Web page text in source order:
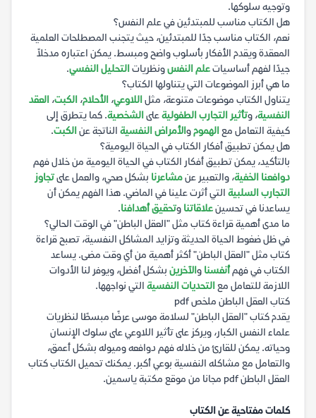
وتوجيه سلوكها.
هل الكتاب مناسب للمبتدئين في علم النفس؟
نعم، الكتاب مناسب جدًا للمبتدئين، حيث يتجنب المصطلحات العلمية
المعقدة ويقدم الأفكار بأسلوب واضح ومبسط. يمكن اعتباره مدخلاً
جيدًا لفهم أساسياتعلم النفسونظرياتالتحليل النفسي.
ما هي أبرز الموضوعات التي يتناولها الكتاب؟
يتناول الكتاب موضوعات متنوعة، مثلاللاوعي، الأحلام، الكبت، العقد
النفسية، وتأثير التجارب الطفوليةعلىالشخصية. كما يتطرق إلى
كيفية التعامل معالهموموالأمراض النفسية الناتجة عنالكبت.
هل يمكن تطبيق أفكار الكتاب في الحياة اليومية؟
بالتأكيد، يمكن تطبيق أفكار الكتاب في الحياة اليومية من خلال فهم
دوافعنا الخفية، والتعبير عنمشاعرنا بشكل صحي، والعمل علىتجاوز
التجارب السلبية التي أثرت علينا في الماضي. هذا الفهم يمكن أن
يساعدنا في تحسينعلاقاتنا وتحقيق أهدافنا.
ما مدى أهمية قراءة كتاب مثل "العقل الباطن" في الوقت الحالي؟
في ظل ضغوط الحياة الحديثة وتزايد المشاكل النفسية، تصبح قراءة
كتاب مثل "العقل الباطن" أكثر أهمية من أي وقت مضى. يساعد
الكتاب في فهمأنفسنا والآخرين بشكل أفضل، ويوفر لنا الأدوات
اللازمة للتعامل معالتحديات النفسية التي نواجهها.
كتاب العقل الباطن ملخص pdf
يقدم كتاب "العقل الباطن" لسلامة موسى عرضًا مبسطًا لنظريات
علماء النفس الكبار، ويركز على تأثير اللاوعي على سلوك الإنسان
وحياته. يمكن للقارئ من خلاله فهم دوافعه وميوله بشكل أعمق،
والتعامل مع مشاكله النفسية بوعي أكبر. يمكنك تحميل الكتاب كتاب
العقل الباطن pdf مجانا من موقع مكتبة ياسمين.
كلمات مفتاحية عن الكتاب